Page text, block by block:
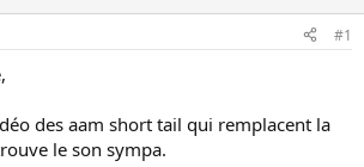
#1
des aam short tail qui remplacent la
le son sympa.